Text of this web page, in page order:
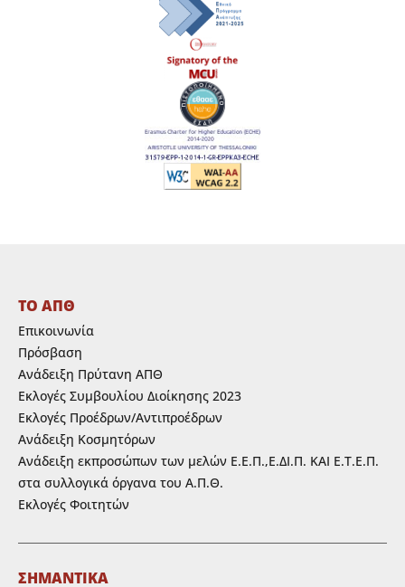
ΤΟ ΑΠΘ
Επικοινωνία
Πρόσβαση
Ανάδειξη Πρύτανη ΑΠΘ
Εκλογές Συμβουλίου Διοίκησης 2023
Εκλογές Προέδρων/Αντιπροέδρων
Ανάδειξη Κοσμητόρων
Ανάδειξη εκπροσώπων των μελών Ε.Ε.Π.,Ε.ΔΙ.Π. ΚΑΙ Ε.Τ.Ε.Π.
στα συλλογικά όργανα του Α.Π.Θ.
Εκλογές Φοιτητών
ΣΗΜΑΝΤΙΚΑ